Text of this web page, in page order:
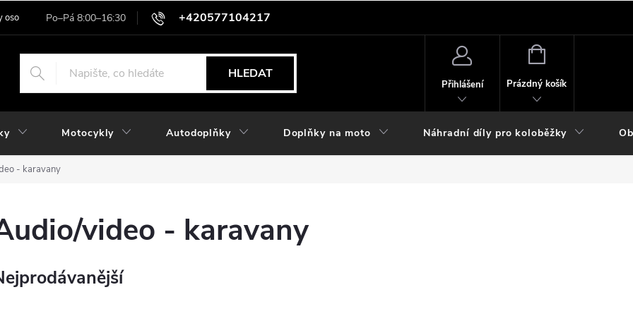
+420577104217
osobních údajů
HLEDAT
Přihlášení
NÁKUPNÍ
Prázdný košík
Motocykly Autodoplňky Doplňky na moto Náhradní díly pro koloběžky
- karavany
video - karavany